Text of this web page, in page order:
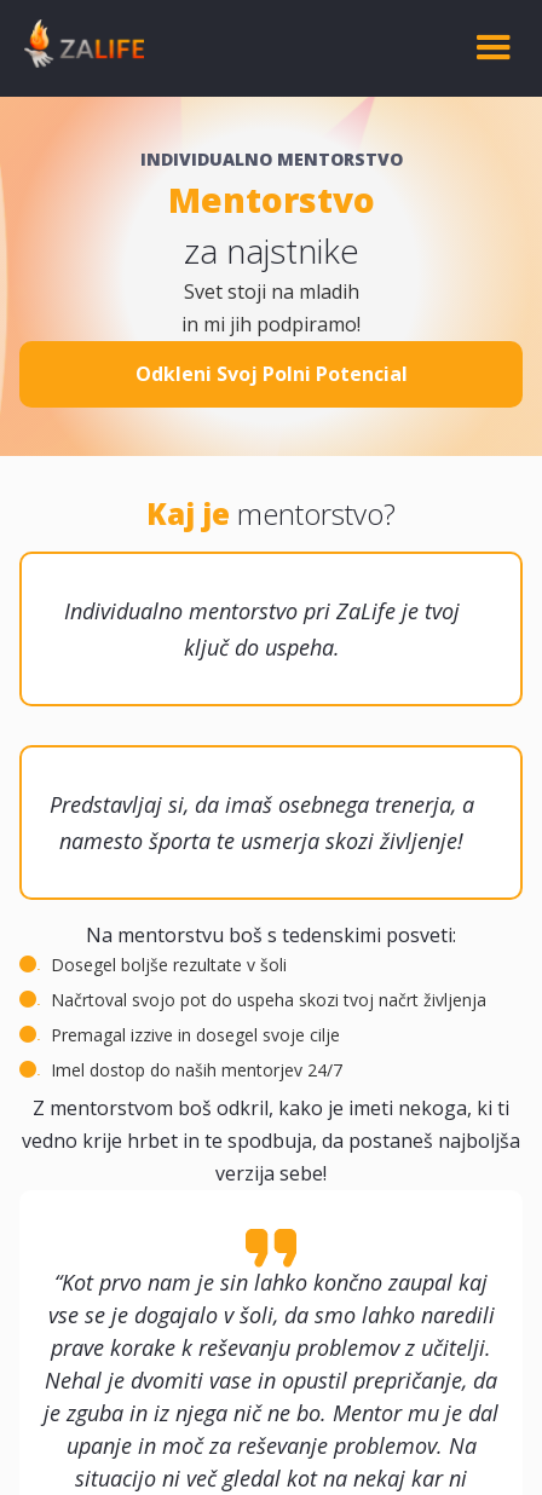
INDIVIDUALNO MENTORSTVO
Mentorstvo
za najstnike
Svet stoji na mladih
in mi jih podpiramo!
Odkleni Svoj Polni Potencial
Kaj je mentorstvo?
Individualno mentorstvo pri ZaLife je tvoj
ključ do uspeha.
Predstavljaj si, da imaš osebnega trenerja, a
namesto športa te usmerja skozi življenje!
Na mentorstvu boš s tedenskimi posveti:
. Dosegel boljše rezultate v šoli
. Načrtoval svojo pot do uspeha skozi tvoj načrt življenja
. Premagal izzive in dosegel svoje cilje
. Imel dostop do naših mentorjev 24/7
Z mentorstvom boš odkril, kako je imeti nekoga, ki ti
vedno krije hrbet in te spodbuja, da postaneš najboljša
verzija sebe!
“Kot prvo nam je sin lahko končno zaupal kaj
vse se je dogajalo v šoli, da smo lahko naredili
prave korake k reševanju problemov z učitelji.
Nehal je dvomiti vase in opustil prepričanje, da
je zguba in iz njega nič ne bo. Mentor mu je dal
upanje in moč za reševanje problemov. Na
situacijo ni več gledal kot na nekaj kar ni